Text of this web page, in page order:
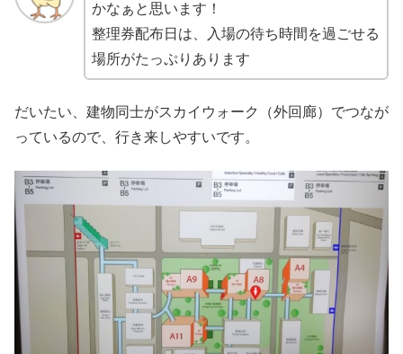
かなぁと思います！
整理券配布日は、入場の待ち時間を過ごせる
場所がたっぷりあります
だいたい、建物同士がスカイウォーク（外回廊）でつなが
っているので、行き来しやすいです。